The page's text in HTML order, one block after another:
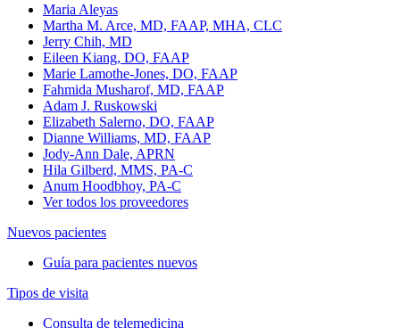
Maria Aleyas
Martha M. Arce, MD, FAAP, MHA, CLC
Jerry Chih, MD
Eileen Kiang, DO, FAAP
Marie Lamothe-Jones, DO, FAAP
Fahmida Musharof, MD, FAAP
Adam J. Ruskowski
Elizabeth Salerno, DO, FAAP
Dianne Williams, MD, FAAP
Jody-Ann Dale, APRN
Hila Gilberd, MMS, PA-C
Anum Hoodbhoy, PA-C
Ver todos los proveedores
Nuevos pacientes
Guía para pacientes nuevos
Tipos de visita
Consulta de telemedicina